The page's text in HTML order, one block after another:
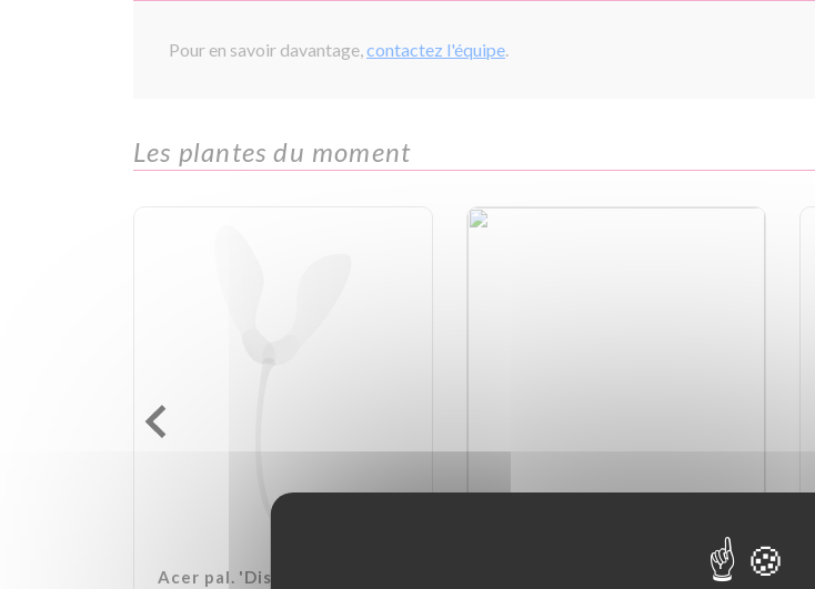
Pour en savoir davantage,contactez l'équipe.
Les plantes du moment
Acer pal. 'Dissectum Garnet' Ceanothus thyrs. 'Skylark'